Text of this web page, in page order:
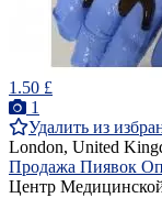
1.50 £
1
Удалить из
London, United
Продажа Пиявок
Центр